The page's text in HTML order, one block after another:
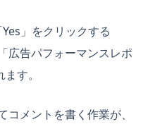
」をクリックする
広告パフォーマンスレポ
す。
メントを書く作業が、